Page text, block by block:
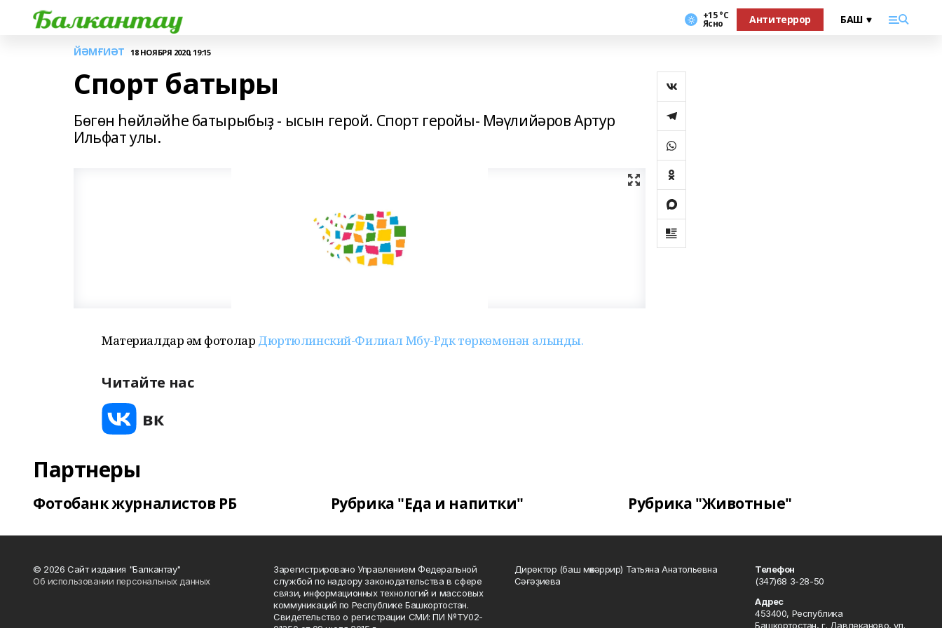
+15 °С
Ясно Антитеррор
ЙӘМҒИӘТ 18 НОЯБРЯ 2020, 19:15
Спорт батыры
Бөгөн һөйләйһе батырыбыҙ - ысын герой. Спорт геройы- Мәүлийәров Артур
Ильфат улы.
Материалдар һәм фотолар Дюртюлинский-Филиал Мбу-Рдк төркөмөнән алынды.
Читайте нас
Партнеры
Фотобанк журналистов РБ Рубрика "Еда и напитки" Рубрика "Животные"
© 2026 Сайт издания "Балкантау"
Об использовании персональных данных
Зарегистрировано Управлением Федеральной
службой по надзору законодательства в сфере
связи, информационных технологий и массовых
коммуникаций по Республике Башкортостан.
Свидетельство о регистрации СМИ: ПИ №ТУ02-
Директор (баш мөхәррир) Татьяна Анатольевна
Сәғәҙиева
Телефон
(347)68 3-28-50
Адрес
453400, Республика
Башкортостан, г. Давлеканово, ул.